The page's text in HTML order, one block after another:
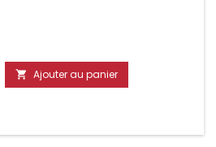
+ 0.5M / 500daN), simple et rapide
et de sécuriser vos
Matière polyester très
de températures,
 Ajouter au panier